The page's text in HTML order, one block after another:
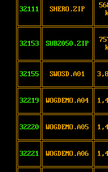
32111 SHERO.ZIP
32153 SUB2050.ZIP
32155 SWOSD.A01
32219 WOGDEMO.A04
32220 WOGDEMO.A05
32221 WOGDEMO.A06